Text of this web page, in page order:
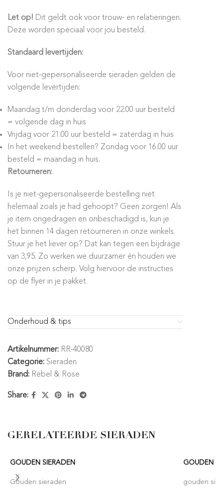
Let op! Dit geldt ook voor trouw- en relatieringen.
Deze worden speciaal voor jou besteld.
Standaard levertijden:
Voor niet-gepersonaliseerde sieraden gelden de
volgende levertijden:
Maandag t/m donderdag voor 22.00 uur besteld
= volgende dag in huis
Vrijdag voor 21.00 uur besteld = zaterdag in huis
In het weekend bestellen? Zondag voor 16.00 uur
besteld = maandag in huis.
Retourneren:
Is je niet-gepersonaliseerde bestelling niet
helemaal zoals je had gehoopt? Geen zorgen! Als
je item ongedragen en onbeschadigd is, kun je
het binnen 14 dagen retourneren in onze winkels.
Stuur je het liever op? Dat kan tegen een bijdrage
van 3,95. Zo werken we duurzamer én houden we
onze prijzen scherp. Volg hiervoor de instructies
op de flyer in je pakket.
Onderhoud & tips
Artikelnummer: RR-40080
Categorie: Sieraden
Brand: Rebel & Rose
Share:
GERELATEERDE SIERADEN
GOUDEN SIERADEN
Gouden sieraden
GOUDEN
gouden